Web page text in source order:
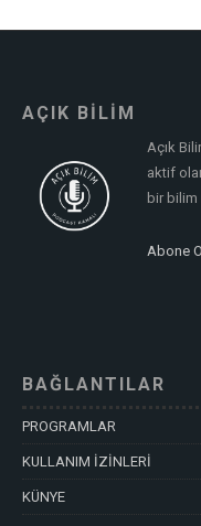
AÇIK BİLİM
Açık
aktif
bir bilim
Abone Ol
BAĞLANTILAR
PROGRAMLAR
KULLANIM İZİNLERİ
KÜNYE